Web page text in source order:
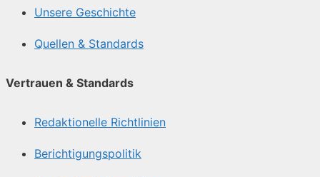
Unsere Geschichte
Quellen & Standards
Vertrauen & Standards
Redaktionelle Richtlinien
Berichtigungspolitik